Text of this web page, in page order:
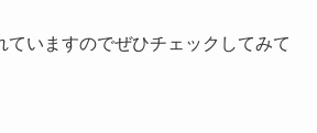
いますのでぜひチェックしてみて